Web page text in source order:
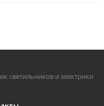
светильников и электрики